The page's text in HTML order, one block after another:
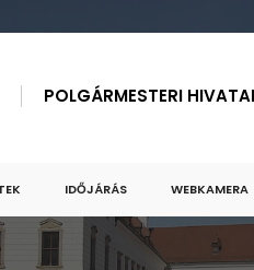
POLGÁRMESTERI
IDŐJÁRÁS WEBKAMERA